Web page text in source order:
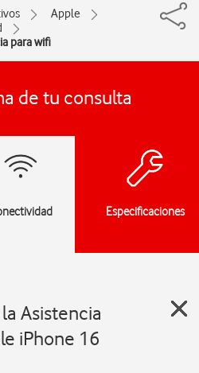
Apple
para wifi
de tu consulta
Especificaciones
Asistencia
iPhone 16